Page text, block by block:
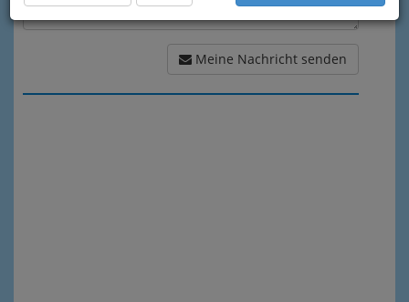
Meine Nachricht senden